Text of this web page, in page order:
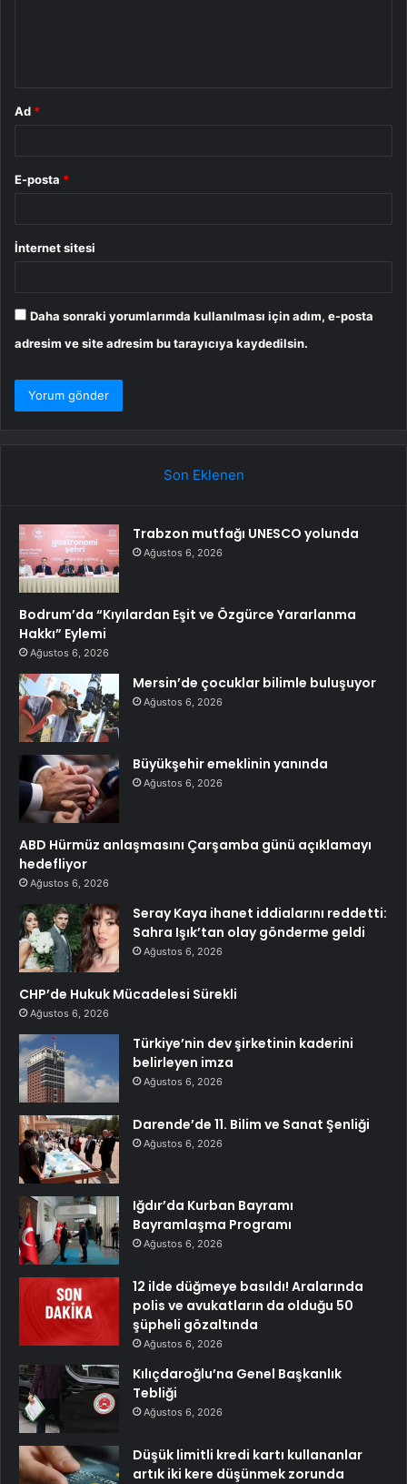
Ad *
E-posta *
İnternet sitesi
Daha sonraki yorumlarımda kullanılması için adım, e-posta
adresim ve site adresim bu tarayıcıya kaydedilsin.
Son Eklenen
Trabzon mutfağı UNESCO yolunda
Ağustos 6, 2026
Bodrum’da “Kıyılardan Eşit ve Özgürce Yararlanma
Hakkı” Eylemi
Ağustos 6, 2026
Mersin’de çocuklar bilimle buluşuyor
Ağustos 6, 2026
Büyükşehir emeklinin yanında
Ağustos 6, 2026
ABD Hürmüz anlaşmasını Çarşamba günü açıklamayı
hedefliyor
Ağustos 6, 2026
Seray Kaya ihanet iddialarını reddetti:
Sahra Işık’tan olay gönderme geldi
Ağustos 6, 2026
CHP’de Hukuk Mücadelesi Sürekli
Ağustos 6, 2026
Türkiye’nin dev şirketinin kaderini
belirleyen imza
Ağustos 6, 2026
Darende’de 11. Bilim ve Sanat Şenliği
Ağustos 6, 2026
Iğdır’da Kurban Bayramı
Bayramlaşma Programı
Ağustos 6, 2026
12 ilde düğmeye basıldı! Aralarında
polis ve avukatların da olduğu 50
şüpheli gözaltında
Ağustos 6, 2026
Kılıçdaroğlu’na Genel Başkanlık
Tebliği
Ağustos 6, 2026
Düşük limitli kredi kartı kullananlar
artık iki kere düşünmek zorunda